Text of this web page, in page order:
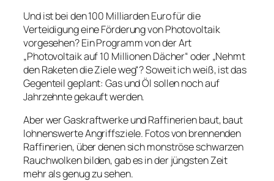
Und ist bei den 100 Milliarden Euro für die
Verteidigung eine Förderung von Photovoltaik
vorgesehen? Ein Programm von der Art
„Photovoltaik auf 10 Millionen Dächer“ oder „Nehmt
den Raketen die Ziele weg“? Soweit ich weiß, ist das
Gegenteil geplant: Gas und Öl sollen noch auf
Jahrzehnte gekauft werden.
Aber wer Gaskraftwerke und Raffinerien baut, baut
lohnenswerte Angriffsziele. Fotos von brennenden
Raffinerien, über denen sich monströse schwarzen
Rauchwolken bilden, gab es in der jüngsten Zeit
mehr als genug zu sehen.